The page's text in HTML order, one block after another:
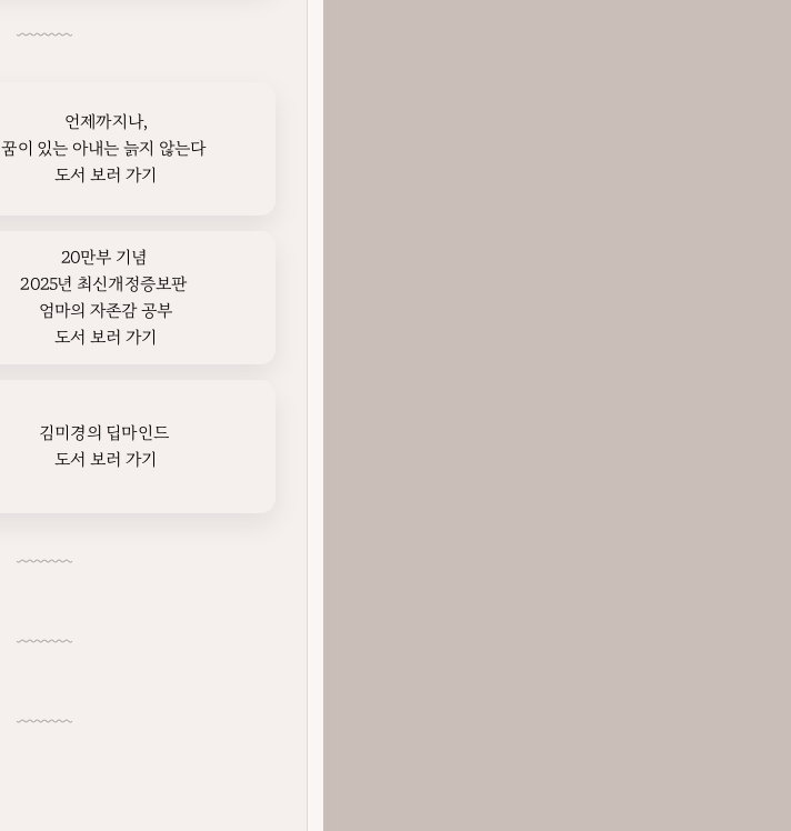
언제까지나,
꿈이 있는 아내는 늙지 않는다
도서 보러 가기
20만부 기념
2025년 최신개정증보판
엄마의 자존감 공부
도서 보러 가기
김미경의 딥마인드
도서 보러 가기